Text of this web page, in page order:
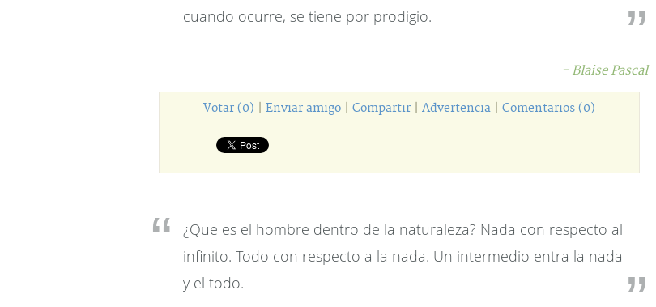
cuando ocurre, se tiene por prodigio.
- Blaise Pascal
Votar (0) Enviar amigo Compartir Advertencia Comentarios (0)
¿Que es el hombre dentro de la naturaleza? Nada con respecto al
infinito. Todo con respecto a la nada. Un intermedio entra la nada
y el todo.